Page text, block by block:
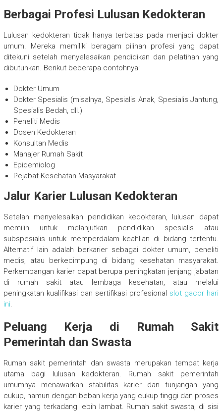
Berbagai Profesi Lulusan Kedokteran
Lulusan kedokteran tidak hanya terbatas pada menjadi dokter
umum. Mereka memiliki beragam pilihan profesi yang dapat
ditekuni setelah menyelesaikan pendidikan dan pelatihan yang
dibutuhkan. Berikut beberapa contohnya:
Dokter Umum
Dokter Spesialis (misalnya, Spesialis Anak, Spesialis Jantung,
Spesialis Bedah, dll.)
Peneliti Medis
Dosen Kedokteran
Konsultan Medis
Manajer Rumah Sakit
Epidemiolog
Pejabat Kesehatan Masyarakat
Jalur Karier Lulusan Kedokteran
Setelah menyelesaikan pendidikan kedokteran, lulusan dapat
memilih untuk melanjutkan pendidikan spesialis atau
subspesialis untuk memperdalam keahlian di bidang tertentu.
Alternatif lain adalah berkarier sebagai dokter umum, peneliti
medis, atau berkecimpung di bidang kesehatan masyarakat.
Perkembangan karier dapat berupa peningkatan jenjang jabatan
di rumah sakit atau lembaga kesehatan, atau melalui
peningkatan kualifikasi dan sertifikasi profesional slot gacor hari
ini.
Peluang Kerja di Rumah Sakit
Pemerintah dan Swasta
Rumah sakit pemerintah dan swasta merupakan tempat kerja
utama bagi lulusan kedokteran. Rumah sakit pemerintah
umumnya menawarkan stabilitas karier dan tunjangan yang
cukup, namun dengan beban kerja yang cukup tinggi dan proses
karier yang terkadang lebih lambat. Rumah sakit swasta, di sisi